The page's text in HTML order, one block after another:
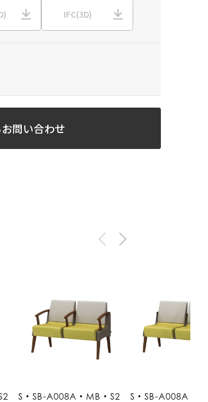
IFC(3D)
問い合わせ
S・SB-A008A・MB・S2
S・SB-A008A・